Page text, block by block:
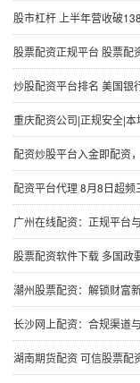
股市杠杆 上半年营收破138
股票配资正规平台 股票配
炒股配资平台排名 美国银行
重庆配资公司|正规安全|
配资炒股平台入金即配资
配资平台代理 8月8日超频三
广州在线配资：正规平台
股票配资软件下载 多国政
潮州股票配资：解锁财富
长沙网上配资：合规渠道
湖南期货配资 可信股票配